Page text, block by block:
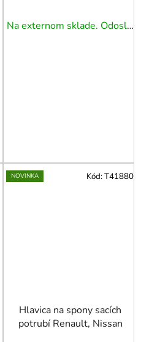
tyčí k obj. č. 43499
Na externom sklade. Odoslanie 3 - 5 prac. dní.
NOVINKA
Hlavica na spony sacích
potrubí Renault, Nissan
Kód:T41880